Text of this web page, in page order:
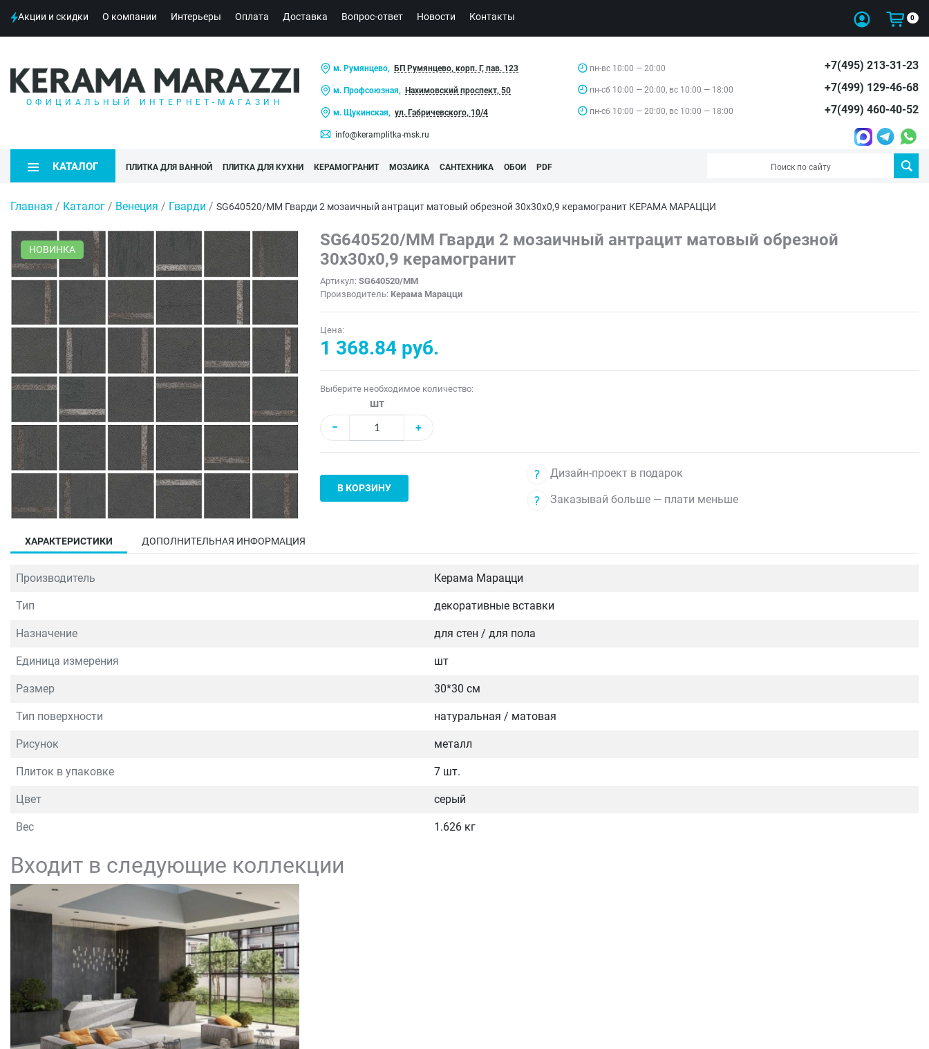
Акции и скидки О компании Интерьеры Оплата Доставка Вопрос-ответ Новости Контакты 0
ОФИЦИАЛЬНЫЙ ИНТЕРНЕТ-МАГАЗИН
м. Румянцево, БП Румянцево, корп. Г, пав. 123
м. Профсоюзная, Нахимовский проспект, 50
м. Щукинская, ул. Габричевского, 10/4
info@keramplitka-msk.ru
пн-вс 10:00 — 20:00
пн-сб 10:00 — 20:00, вс 10:00 — 18:00
пн-сб 10:00 — 20:00, вс 10:00 — 18:00
+7(495) 213-31-23
+7(499) 129-46-68
+7(499) 460-40-52
КАТАЛОГ ПЛИТКА ДЛЯ ВАННОЙ ПЛИТКА ДЛЯ КУХНИ КЕРАМОГРАНИТ МОЗАИКА САНТЕХНИКА ОБОИ PDF
Главная / Каталог / Венеция / Гварди / SG640520/MM Гварди 2 мозаичный антрацит матовый обрезной 30x30x0,9 керамогранит КЕРАМА МАРАЦЦИ
НОВИНКА
SG640520/MM Гварди 2 мозаичный антрацит матовый обрезной
30x30x0,9 керамогранит
Артикул: SG640520/MM
Производитель: Керама Марацци
Цена:
1 368.84 руб.
Выберите необходимое количество:
шт
−
+
В КОРЗИНУ
Дизайн-проект в подарок
Заказывай больше — плати меньше
ХАРАКТЕРИСТИКИ ДОПОЛНИТЕЛЬНАЯ ИНФОРМАЦИЯ
Производитель Керама Марацци
Тип декоративные вставки
Назначение для стен / для пола
Единица измерения шт
Размер 30*30 см
Тип поверхности натуральная / матовая
Рисунок металл
Плиток в упаковке 7 шт.
Цвет серый
Вес 1.626 кг
Входит в следующие коллекции